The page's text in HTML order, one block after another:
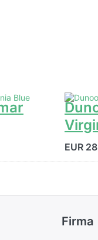
EUR
Firma